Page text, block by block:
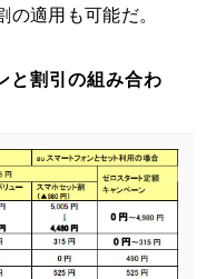
の適用も可能だ。
と割引の組み合わ